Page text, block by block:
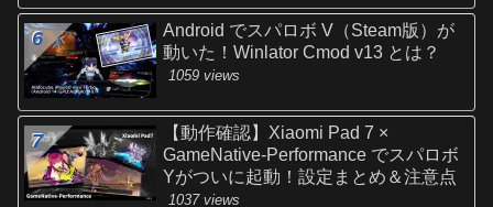
Android でスパロボ V（Steam版）が
動いた！Winlator Cmod v13 とは？
1059 views
【動作確認】Xiaomi Pad 7 ×
GameNative-Performance でスパロボ
Yがついに起動！設定まとめ＆注意点
1037 views